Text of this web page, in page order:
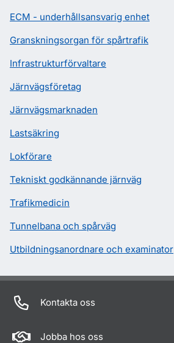
ECM - underhållsansvarig enhet
Granskningsorgan för spårtrafik
Infrastrukturförvaltare
Järnvägsföretag
Järnvägsmarknaden
Lastsäkring
Lokförare
Tekniskt godkännande järnväg
Trafikmedicin
Tunnelbana och spårväg
Utbildningsanordnare och examinator
Kontakta oss
Jobba hos oss